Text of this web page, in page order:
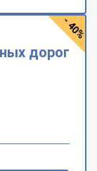
дорог
- 40%